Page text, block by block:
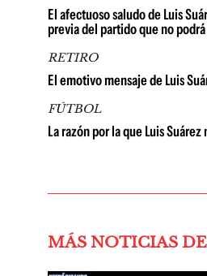
El afectuoso saludo de Luis
previa del partido que no
RETIRO
El emotivo mensaje de Luis
FÚTBOL
La razón por la que Luis
MÁS NOTICIAS